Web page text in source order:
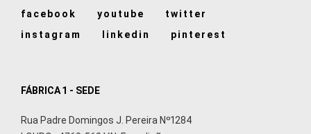
facebook youtube
twitter
instagram
linkedin pinterest
FÁBRICA 1 - SEDE
Rua Padre Domingos J. Pereira Nº1284